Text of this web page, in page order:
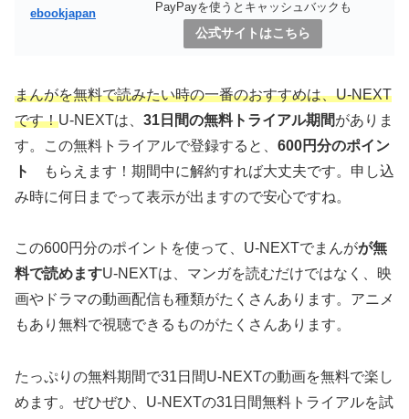
ebookjapan PayPayを使うとキャッシュバックも
公式サイトはこちら
まんがを無料で読みたい時の一番のおすすめは、U-NEXT
です！U-NEXTは、 31日間の無料トライアル期間がありま
す。この無料トライアルで登録すると、 600円分のポイン
ト
もらえます！期間中に解約すれば大丈夫です。申し込
み時に何日までって表示が出ますので安心ですね。
この600円分のポイントを使って、U-NEXTでまんがが無
料で読めますU-NEXTは、マンガを読むだけではなく、映
画やドラマの動画配信も種類がたくさんあります。アニメ
もあり無料で視聴できるものがたくさんあります。
たっぷりの無料期間で31日間U-NEXTの動画を無料で楽し
めます。ぜひぜひ、U-NEXTの31日間無料トライアルを試